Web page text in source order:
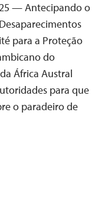
— Antecipando o
para a Proteção
do
África Austral
para que
o paradeiro de